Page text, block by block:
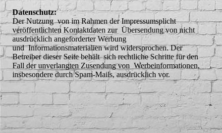
Datenschutz:
Der Nutzung von im Rahmen der Impressumsplicht
veröffentlichten Kontaktdaten zur Übersendung von nicht
ausdrücklich angeforderter Werbung
und Informationsmaterialien wird widersprochen. Der
Betreiber dieser Seite behält sich rechtliche Schritte für den
Fall der unverlangten Zusendung von Werbeinformationen,
insbesondere durch Spam-Mails, ausdrücklich vor.